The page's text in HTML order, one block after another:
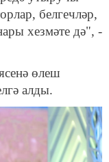
белгечләр,
хезмәте дә", -
өлеш
алды.